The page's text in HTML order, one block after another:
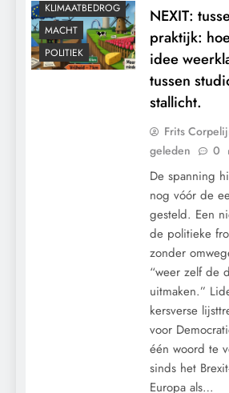
KLIMAATBEDROG
MACHT
POLITIEK
NEXIT:
praktijk:
idee
tussen
stallicht.
Frits
geleden
0
De spanning
nog vóór de
gesteld. Een
de politieke
zonder
“weer zelf de
uitmaken.”
kersverse
voor
één woord te
sinds het
Europa als…